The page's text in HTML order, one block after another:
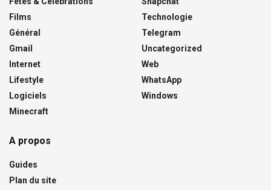
Films
Général
Gmail
Internet
Lifestyle
Logiciels
Minecraft
Technologie
Telegram
Uncategorized
Web
WhatsApp
Windows
A propos
Guides
Plan du site